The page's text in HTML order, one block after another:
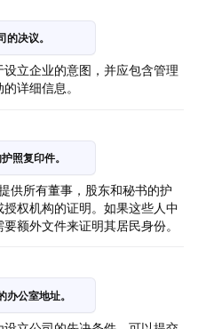
的决议。
立企业的意图，并应包含管理
详细信息。
照复印件。
供所有董事，股东和秘书的护
权机构的证明。如果这些人中
额外文件来证明其居民身份。
办公室地址。